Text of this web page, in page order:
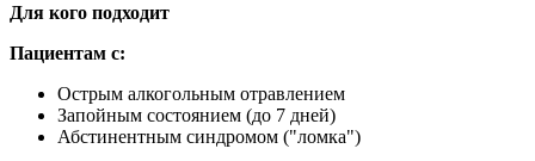
Для кого подходит
Пациентам с:
Острым алкогольным отравлением
Запойным состоянием (до 7 дней)
Абстинентным синдромом ("ломка")